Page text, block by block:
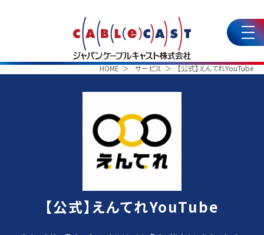
HOME サービス 【公式】えんてれYouTube
【公式】えんてれYouTube